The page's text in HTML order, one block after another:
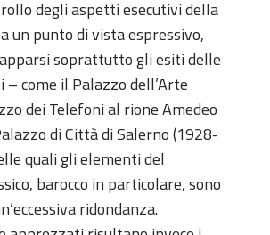
degli aspetti esecutivi della
un punto di vista espressivo,
soprattutto gli esiti delle
come il Palazzo dell’Arte
dei Telefoni al rione Amedeo
di Città di Salerno (1928-
quali gli elementi del
barocco in particolare, sono
ridondanza.